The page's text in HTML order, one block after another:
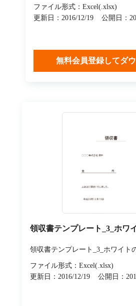
ファイル形式：Excel(.xlsx)
更新日：2016/12/19
公開日：
無料会員登録してダ
領収書テンプレート_3_ホワ
領収書テンプレート_3_ホワイト
ファイル形式：Excel(.xlsx)
更新日：2016/12/19
公開日：